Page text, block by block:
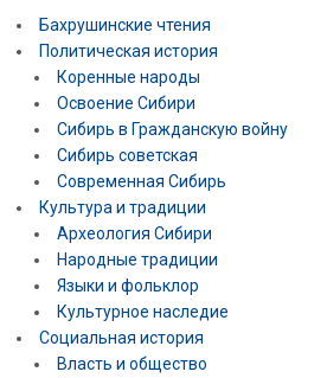
Бахрушинские чтения
Политическая история
Коренные народы
Освоение Сибири
Сибирь в Гражданскую войну
Сибирь советская
Современная Сибирь
Культура и традиции
Археология Сибири
Народные традиции
Языки и фольклор
Культурное наследие
Социальная история
Власть и общество